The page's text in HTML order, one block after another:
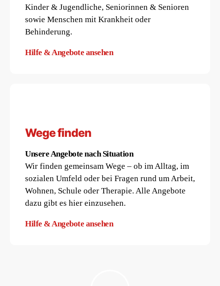
Kinder & Jugendliche, Seniorinnen & Senioren
sowie Menschen mit Krankheit oder
Behinderung.
Hilfe & Angebote ansehen
Wege finden
Unsere Angebote nach Situation
Wir finden gemeinsam Wege – ob im Alltag, im
sozialen Umfeld oder bei Fragen rund um Arbeit,
Wohnen, Schule oder Therapie. Alle Angebote
dazu gibt es hier einzusehen.
Hilfe & Angebote ansehen